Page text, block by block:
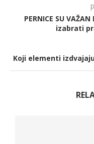
PERNICE SU
izabrati
Koji elementi